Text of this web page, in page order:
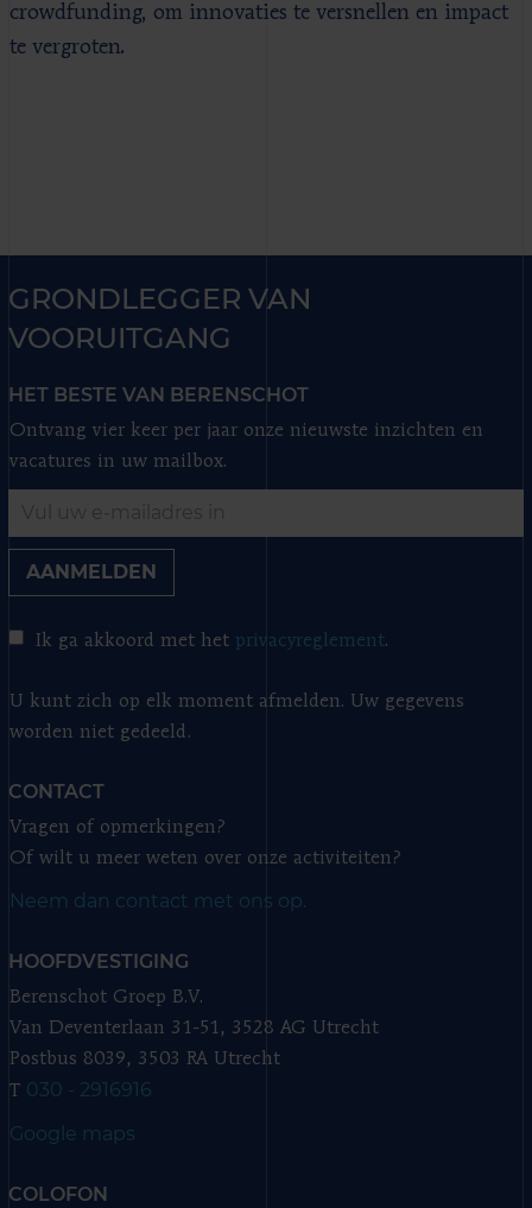
crowdfunding, om innovaties te versnellen en impact
te vergroten.
GRONDLEGGER VAN
VOORUITGANG
HET BESTE VAN BERENSCHOT
Ontvang vier keer per jaar onze nieuwste inzichten en
vacatures in uw mailbox.
AANMELDEN
Ik ga akkoord met het privacyreglement.
U kunt zich op elk moment afmelden. Uw gegevens
worden niet gedeeld.
CONTACT
Vragen of opmerkingen?
Of wilt u meer weten over onze activiteiten?
Neem dan contact met ons op.
HOOFDVESTIGING
Berenschot Groep B.V.
Van Deventerlaan 31-51, 3528 AG Utrecht
Postbus 8039, 3503 RA Utrecht
T 030 - 2916916
Google maps
COLOFON